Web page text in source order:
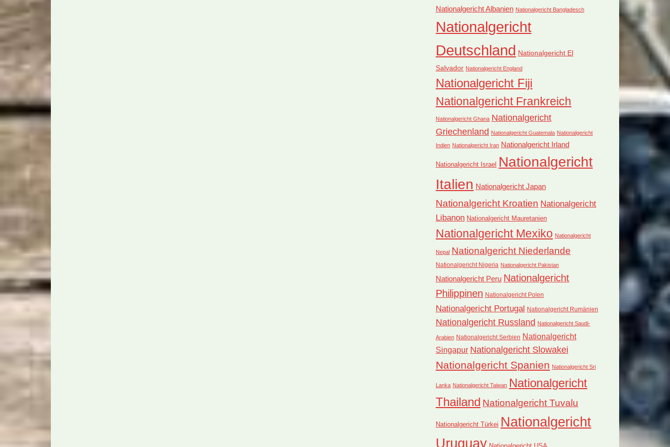
Nationalgericht Albanien Nationalgericht Bangladesch
Nationalgericht
Deutschland Nationalgericht El
Salvador Nationalgericht England
Nationalgericht Fiji
Nationalgericht Frankreich
Nationalgericht Ghana Nationalgericht
Griechenland Nationalgericht Guatemala Nationalgericht
Indien Nationalgericht Iran Nationalgericht Irland
Nationalgericht Israel Nationalgericht
Italien Nationalgericht Japan
Nationalgericht Kroatien Nationalgericht
Libanon Nationalgericht Mauretanien
Nationalgericht Mexiko Nationalgericht
Nepal Nationalgericht Niederlande
Nationalgericht Nigeria Nationalgericht Pakistan
Nationalgericht Peru Nationalgericht
Philippinen Nationalgericht Polen
Nationalgericht Portugal Nationalgericht Rumänien
Nationalgericht Russland Nationalgericht Saudi-
Arabien Nationalgericht Serbien Nationalgericht
Singapur Nationalgericht Slowakei
Nationalgericht Spanien Nationalgericht Sri
Lanka Nationalgericht Taiwan Nationalgericht
Thailand Nationalgericht Tuvalu
Nationalgericht Türkei Nationalgericht
Uruguay